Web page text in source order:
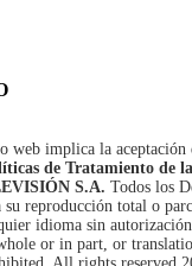
web implica la aceptación
de Tratamiento de
S.A. Todos los
reproducción total o
idioma sin
or in part, or